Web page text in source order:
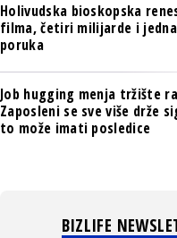
Holivudska bioskopska
filma, četiri milijarde i
poruka
Job hugging menja tržište
Zaposleni se sve više drže
to može imati posledice
BIZLIFE